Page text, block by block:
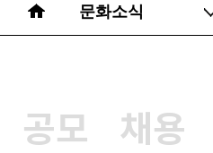
문화소식
공모 채용